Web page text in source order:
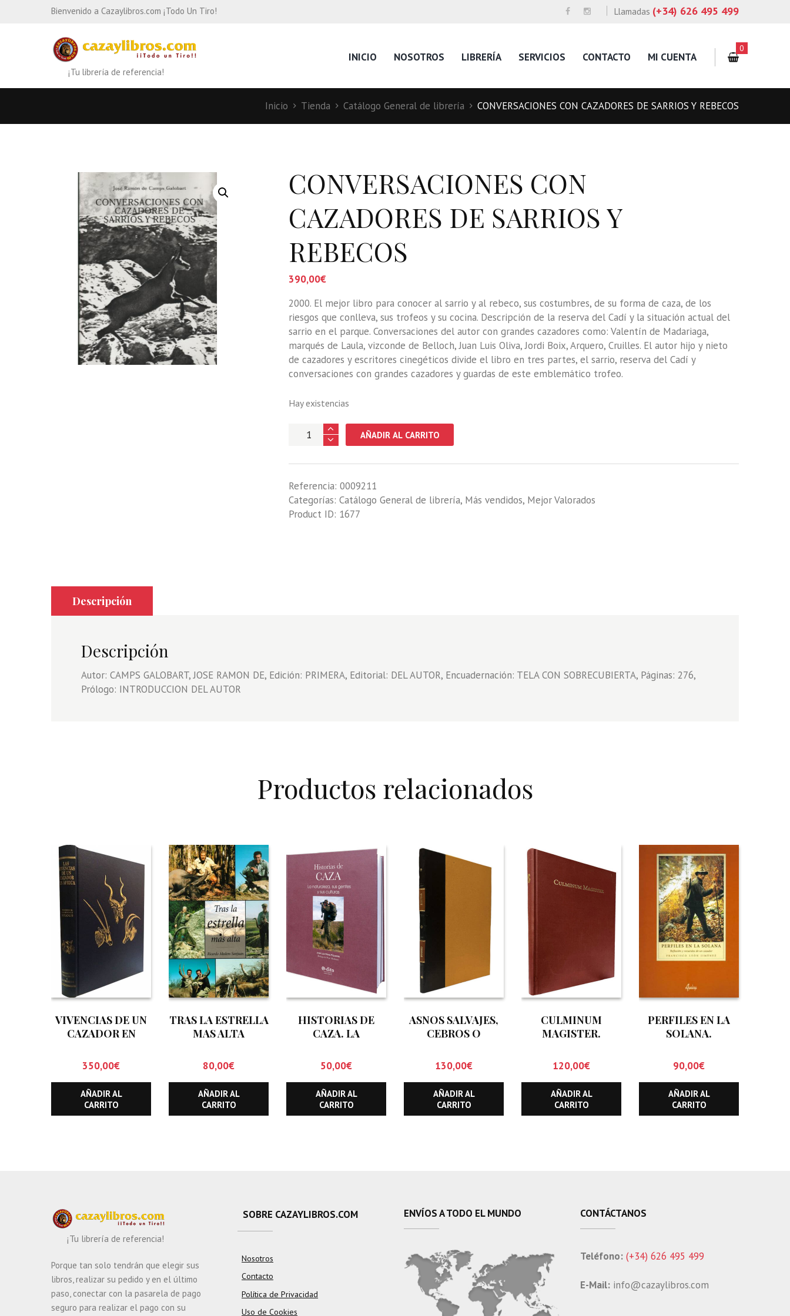
Bienvenido a Cazaylibros.com ¡Todo Un Tiro! Llamadas (+34) 626 495 499
¡Tu librería de referencia!
INICIO NOSOTROS LIBRERÍA SERVICIOS CONTACTO MI CUENTA
0
Inicio Tienda Catálogo General de librería CONVERSACIONES CON CAZADORES DE SARRIOS Y REBECOS
CONVERSACIONES CON
CAZADORES DE SARRIOS Y
REBECOS
390,00€
2000. El mejor libro para conocer al sarrio y al rebeco, sus costumbres, de su forma de caza, de los
riesgos que conlleva, sus trofeos y su cocina. Descripción de la reserva del Cadí y la situación actual del
sarrio en el parque. Conversaciones del autor con grandes cazadores como: Valentín de Madariaga,
marqués de Laula, vizconde de Belloch, Juan Luis Oliva, Jordi Boix, Arquero, Cruilles. El autor hijo y nieto
de cazadores y escritores cinegéticos divide el libro en tres partes, el sarrio, reserva del Cadí y
conversaciones con grandes cazadores y guardas de este emblemático trofeo.
Hay existencias
CONVERSACIONES
SARRIOS
Y
REBECOS
AÑADIR AL CARRITO
Referencia: 0009211
Categorías: Catálogo General de librería, Más vendidos, Mejor Valorados
Product ID: 1677
Descripción
Descripción
Autor: CAMPS GALOBART, JOSE RAMON DE, Edición: PRIMERA, Editorial: DEL AUTOR, Encuadernación: TELA CON SOBRECUBIERTA, Páginas: 276,
Prólogo: INTRODUCCION DEL AUTOR
Productos relacionados
VIVENCIAS DE UN
CAZADOR EN
350,00€
AÑADIR AL
CARRITO
TRAS LA ESTRELLA
MAS ALTA
80,00€
AÑADIR AL
CARRITO
HISTORIAS DE
CAZA. LA
GENTES Y SUS
CULTURAS
50,00€
AÑADIR AL
CARRITO
ASNOS SALVAJES,
CEBROS O
ESPAÑA MEDIAVAL
Y EXTREMADURA.
ASPECTOS
HISTORICO-
GEOGRAFICOS Y
130,00€
AÑADIR AL
CARRITO
CULMINUM
MAGISTER.
SOLEDAD Y
ESFUERZO
120,00€
AÑADIR AL
CARRITO
PERFILES EN LA
SOLANA.
recuerdos de un
cazador
90,00€
AÑADIR AL
CARRITO
¡Tu librería de referencia!
Porque tan solo tendrán que elegir sus
libros, realizar su pedido y en el último
paso, conectar con la pasarela de pago
seguro para realizar el pago con su
SOBRE CAZAYLIBROS.COM
Nosotros
Contacto
Política de Privacidad
Uso de Cookies
ENVÍOS A TODO EL MUNDO CONTÁCTANOS
Teléfono: (+34) 626 495 499
E-Mail: info@cazaylibros.com